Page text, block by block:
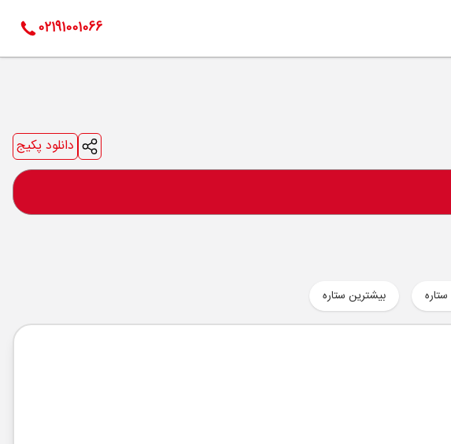
02191001066
دانلود پکیج
بیشترین ستاره